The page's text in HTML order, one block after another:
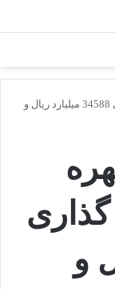
248 فقره پروانه بهره برداری با سرمایه گذاری 34588 میلیارد ریال و
گذاری
و